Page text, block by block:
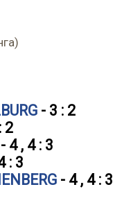
- 3 : 2
2
- 4 , 4 : 3
: 3
- 4 , 4 : 3